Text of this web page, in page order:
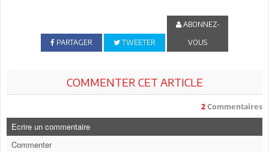
PARTAGER TWEETER
ABONNEZ-
VOUS
COMMENTER CET ARTICLE
2 Commentaires
Ecrire un commentaire
Commenter